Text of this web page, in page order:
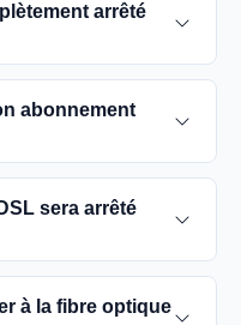
arrêté
ADSL est prévue
sont
abonnement
votre
date de fermeture du
dès que
de service.
sera arrêté
de l'ADSL varient
à la fibre optique